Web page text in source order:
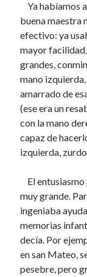
María Victoria
Margarita Tamayo
Rodrigo Zuluaga Ruiz
Tulio Mario Rojo
Martha Gómez
Ya habíamos
buena maestra
efectivo: ya
mayor
grandes,
mano
amarrado de
(ese era un
con la mano
capaz de
izquierda,
El
muy grande.
ingeniaba
memorias
decía. Por
en san Mateo,
pesebre, pero